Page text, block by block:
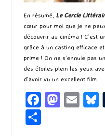
En résumé, Le Cercle
cœur pour moi que je ne
découvrir au cinéma ! C’est
grâce à un casting efficace
prime ! On ne s’ennuie pas
des étoiles plein les yeux
d’avoir vu un excellent film.
Fa M E